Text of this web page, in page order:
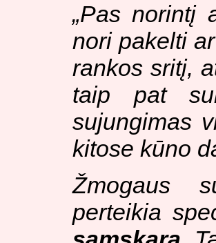
„Pas norintį
nori pakelti
rankos sritį,
taip pat
sujungimas
kitose kūno
Žmogaus
perteikia